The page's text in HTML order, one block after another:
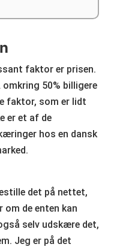
faktor er prisen.
omkring 50% billigere
faktor, som er lidt
er et af de
hos en dansk
det på nettet,
om de enten kan
selv udskære det,
Jeg er på det